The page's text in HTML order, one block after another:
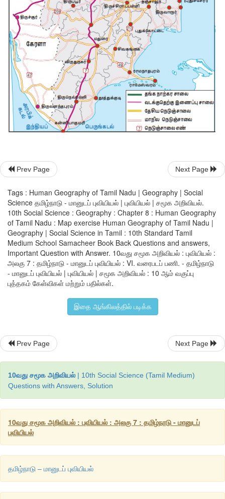
Prev Page Next Page
Tags : Human Geography of Tamil Nadu | Geography | Social
Science தமிழ்நாடு - மானுடப் புவியியல் | புவியியல் | சமூக அறிவியல்.
10th Social Science : Geography : Chapter 8 : Human Geography
of Tamil Nadu : Map exercise Human Geography of Tamil Nadu |
Geography | Social Science in Tamil : 10th Standard Tamil
Medium School Samacheer Book Back Questions and answers,
Important Question with Answer. 10வது சமூக அறிவியல் : புவியியல் :
அலகு 7 : தமிழ்நாடு - மானுடப் புவியியல் : VI. வரைபடப் பணி. - தமிழ்நாடு
- மானுடப் புவியியல் | புவியியல் | சமூக அறிவியல் : 10 ஆம் வகுப்பு
புத்தகம் கேள்விகள் மற்றும் பதில்கள்.
இதை ஆங்கிலத்தில் படிக்க
Prev Page Next Page
10வது சமூக அறிவியல் | 10th Social Science (Tamil Medium)
Questions with Answers, Solution
10வது சமூக அறிவியல் : புவியியல் : அலகு 7 : தமிழ்நாடு - மானுடப்
புவியியல்
தமிழ்நாடு – மானுடப் புவியியல்